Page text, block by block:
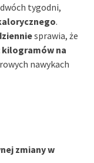
tygodni,
.
sprawia, że
kilogramów na
nawykach
zmiany w